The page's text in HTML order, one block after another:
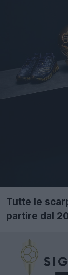
Tutte le
partire dal